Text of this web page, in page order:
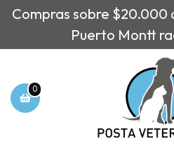
Compras sobre $20.000
Puerto Montt
0